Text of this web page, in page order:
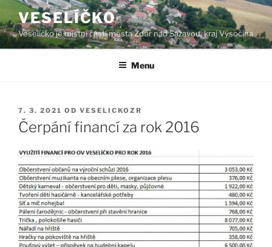
Přejít
k
obsahu
webu
VESELÍČKO
Veselíčko je místní částí města Žďár nad Sázavou, kraj Vysočina
Menu
PUBLIKOVÁNO
7. 3. 2021 OD VESELICKOZR
Čerpání financí za rok 2016